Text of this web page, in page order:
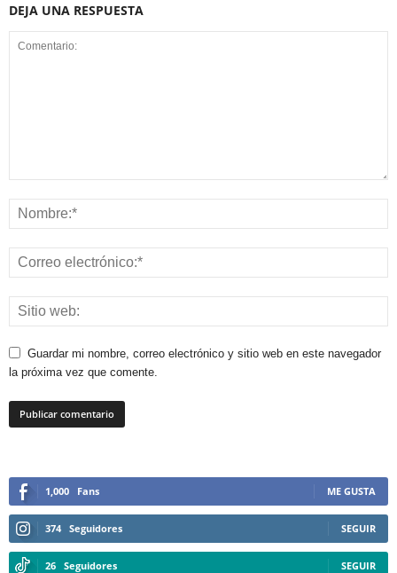
DEJA UNA RESPUESTA
Guardar mi nombre, correo electrónico y sitio web en este navegador
la próxima vez que comente.
1,000 Fans ME GUSTA
374 Seguidores SEGUIR
26 Seguidores SEGUIR